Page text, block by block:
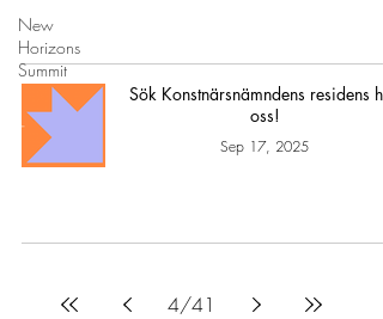
New
Horizons
Summit
Sök Konstnärsnämndens residens
oss!
Sep 17, 2025
4/41